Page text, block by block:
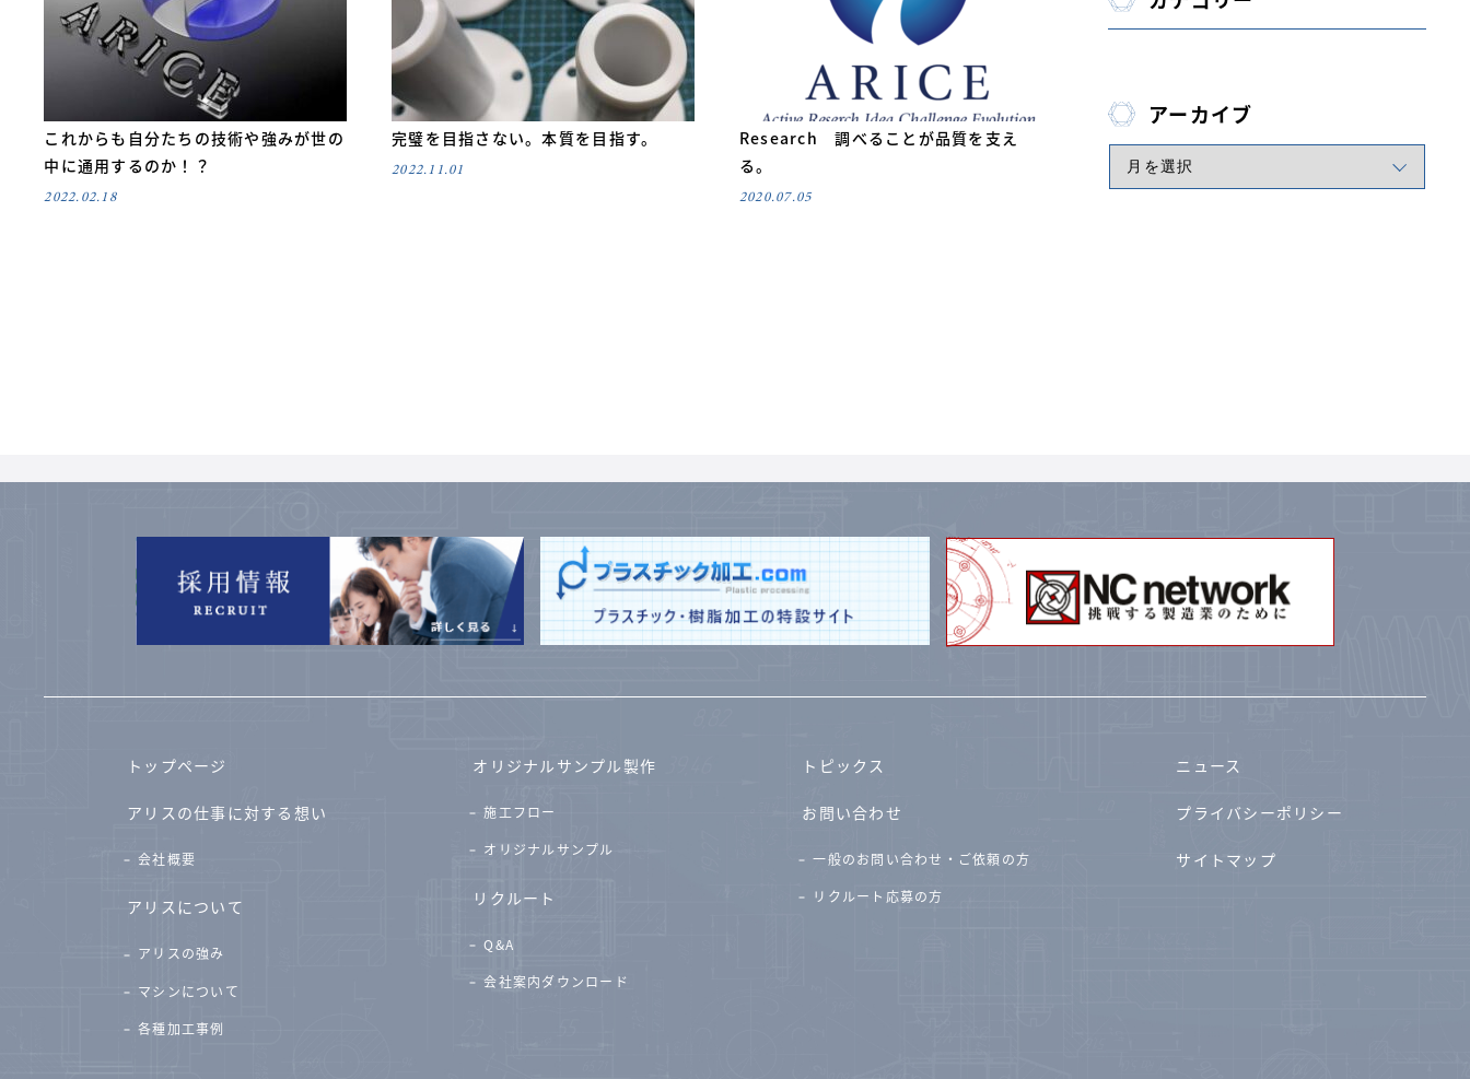
これからも自分たちの技術や強みが世の
中に通用するのか！？
2022.02.18
完璧を目指さない。本質を目指す。
2022.11.01
Research 調べることが品質を支え
る。
2020.07.05
アーカイブ
トップページ
アリスの仕事に対する想い
会社概要
アリスについて
アリスの強み
マシンについて
各種加工事例
オリジナルサンプル製作
施工フロー
オリジナルサンプル
リクルート
Q&A
会社案内ダウンロード
トピックス
お問い合わせ
一般のお問い合わせ・ご依頼の方
リクルート応募の方
ニュース
プライバシーポリシー
サイトマップ